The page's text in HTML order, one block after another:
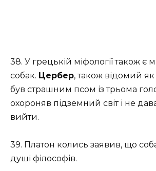
38. У грецькій міфології також є
собак. Цербер, також відомий як
був страшним псом із трьома
охороняв підземний світ і не
вийти.
39. Платон колись заявив, що
душі філософів.